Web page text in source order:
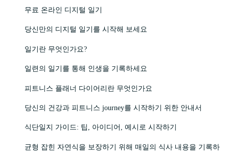
무료 온라인 디지털 일기
당신만의 디지털 일기를 시작해 보세요
일기란 무엇인가요?
일련의 일기를 통해 인생을 기록하세요
피트니스 플래너 다이어리란 무엇인가요
당신의 건강과 피트니스 journey를 시작하기 위한 안내서
식단일지 가이드: 팁, 아이디어, 예시로 시작하기
균형 잡힌 자연식을 보장하기 위해 매일의 식사 내용을 기록하